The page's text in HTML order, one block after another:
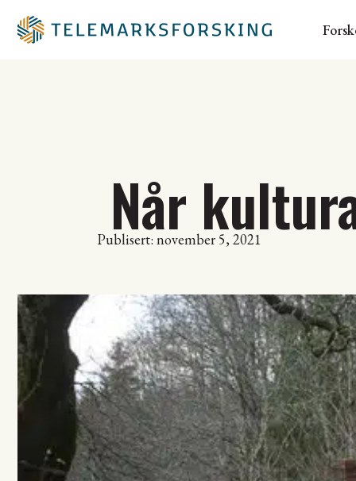
Når
Publisert: november 5, 2021